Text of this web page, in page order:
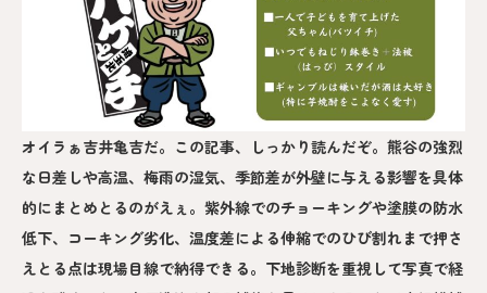
オイラぁ吉井亀吉だ。この記事、しっかり読んだぞ。熊谷の強烈
な日差しや高温、梅雨の湿気、季節差が外壁に与える影響を具体
的にまとめとるのがえぇ。紫外線でのチョーキングや塗膜の防水
低下、コーキング劣化、温度差による伸縮でのひび割れまで押さ
えとる点は現場目線で納得できる。下地診断を重視して写真で経